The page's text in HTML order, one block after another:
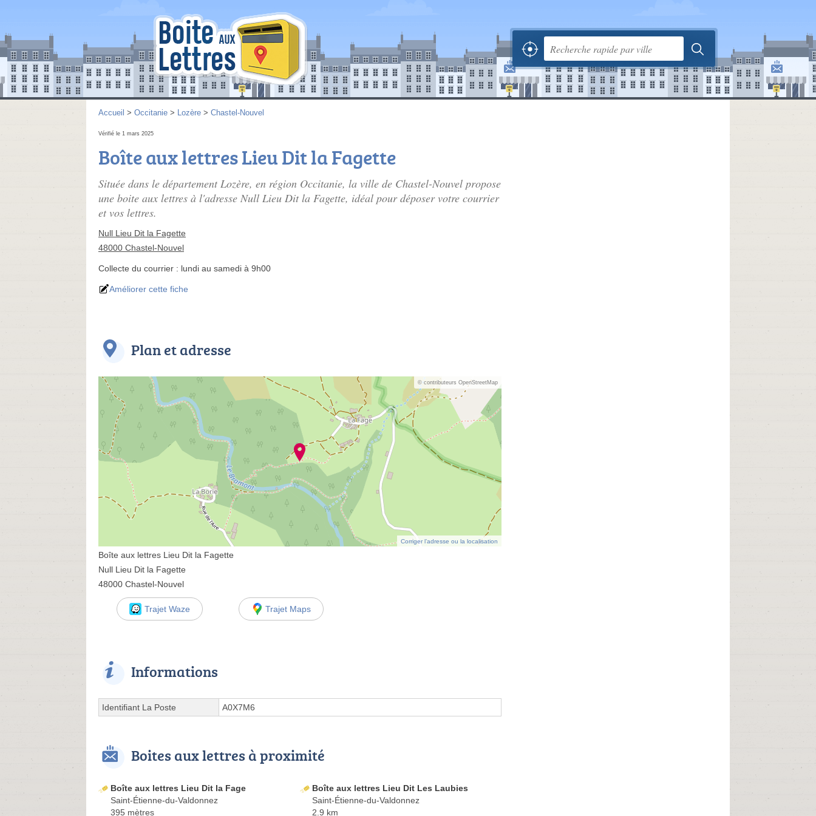
Accueil > Occitanie > Lozère > Chastel-Nouvel
Vérifié le 1 mars 2025
Boîte aux lettres Lieu Dit la Fagette
Située dans le département Lozère, en région Occitanie, la ville de Chastel-Nouvel propose
une boite aux lettres à l'adresse Null Lieu Dit la Fagette, idéal pour déposer votre courrier
et vos lettres.
Null Lieu Dit la Fagette
48000 Chastel-Nouvel
Collecte du courrier : lundi au samedi à 9h00
Améliorer cette fiche
Plan et adresse
© contributeurs OpenStreetMap
Corriger l’adresse ou la localisation
Boîte aux lettres Lieu Dit la Fagette
Null Lieu Dit la Fagette
48000 Chastel-Nouvel
Trajet Waze Trajet Maps
Informations
Identifiant La Poste A0X7M6
Boites aux lettres à proximité
Boîte aux lettres Lieu Dit la Fage
Saint-Étienne-du-Valdonnez
395 mètres
Boîte aux lettres Lieu Dit Les Laubies
Saint-Étienne-du-Valdonnez
2.9 km